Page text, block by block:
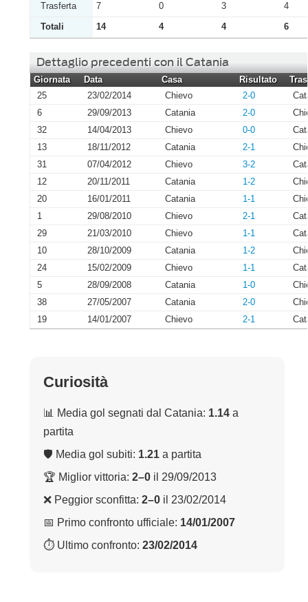
Trasferta
7 0 3
4
Totali
14 4 4 6
Dettaglio precedenti con il Catania
Giornata Data Casa Risultato
25
23/02/2014 Chievo 2-0
6
29/09/2013 Catania 2-0
32
14/04/2013 Chievo 0-0
13
18/11/2012 Catania 2-1
31
07/04/2012 Chievo 3-2
12
20/11/2011 Catania 1-2
20
16/01/2011 Catania 1-1
1
29/08/2010 Chievo 2-1
29
21/03/2010 Chievo 1-1
10
28/10/2009 Catania 1-2
24
15/02/2009 Chievo 1-1
5
28/09/2008 Catania 1-0
38
27/05/2007 Catania 2-0
19
14/01/2007 Chievo 2-1
Curiosità
📊 Media gol segnati dal Catania: 1.14 a
partita
🛡 Media gol subiti: 1.21 a partita
🏆 Miglior vittoria: 2–0 il 29/09/2013
❌ Peggior sconfitta: 2–0 il 23/02/2014
📅 Primo confronto ufficiale: 14/01/2007
⏱ Ultimo confronto: 23/02/2014